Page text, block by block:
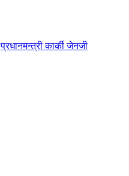
प्रधानमन्त्री कार्की जेनजी